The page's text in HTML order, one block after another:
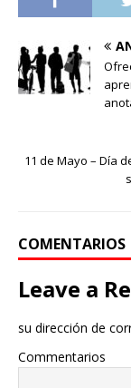
11 de Mayo – Día
COMENTARIOS
Leave a
su dirección de
Commentarios